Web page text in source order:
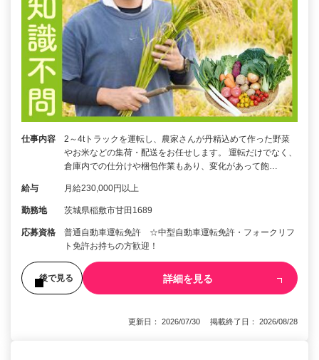
仕事内容
2～4tトラックを運転し、農家さんが丹精込めて作った野菜
やお米などの集荷・配送をお任せします。 運転だけでなく、
倉庫内での仕分けや梱包作業もあり、変化があって飽…
給与 月給230,000円以上
勤務地 茨城県稲敷市甘田1689
応募資格
普通自動車運転免許 ☆中型自動車運転免許・フォークリフ
ト免許お持ちの方歓迎！
後で見る 詳細を見る
更新日： 2026/07/30 掲載終了日： 2026/08/28